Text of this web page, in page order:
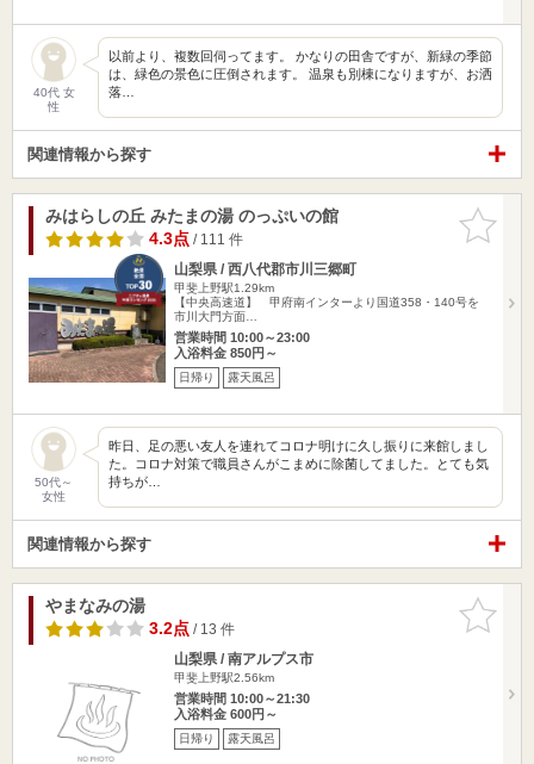
40代 女
性
以前より、複数回伺ってます。 かなりの田舎ですが、新緑の季節
は、緑色の景色に圧倒されます。 温泉も別棟になりますが、お洒
落…
関連情報から探す
お気に入
りに追加
みはらしの丘 みたまの湯 のっぷいの館
4.3点/ 111 件
山梨県 / 西八代郡市川三郷町
甲斐上野駅1.29km
【中央高速道】 甲府南インターより国道358・140号を
市川大門方面…
営業時間 10:00～23:00
入浴料金 850円～
日帰り 露天風呂
50代～
女性
昨日、足の悪い友人を連れてコロナ明けに久し振りに来館しまし
た。コロナ対策で職員さんがこまめに除菌してました。とても気
持ちが…
関連情報から探す
お気に入
りに追加
やまなみの湯
3.2点/ 13 件
山梨県 / 南アルプス市
甲斐上野駅2.56km
営業時間 10:00～21:30
入浴料金 600円～
日帰り 露天風呂